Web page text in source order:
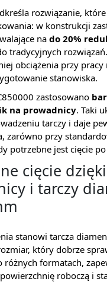
rozwiązanie,
w konstrukcji
na do 20%
tradycyjnych
obciążenia przy
stanowiska.
zastosowano
na prowadnicy. Taki
tarczy i daje
zarówno przy
potrzebne jest cięcie
cięcie
i tarczy
stanowi tarcza
który dobrze
różnych formatach,
roboczą i